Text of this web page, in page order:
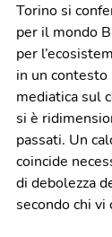
Torino si
per il mondo
per
in un contesto
mediatica sul
si è
passati. Un
coincide
di debolezza
secondo chi